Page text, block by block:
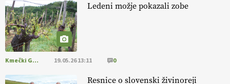
EKOloško = logično: VLOG Okus je
pomembnejši od izgleda
EKOloško = logično: ekološka kmetija PR'
Ledeni možje pokazali zobe
Kmečki Glas 19.05.26 13:11 0
Resnice o slovenski živinoreji